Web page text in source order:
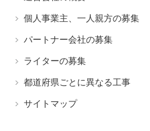
個人事業主、一人親方の募集
パートナー会社の募集
ライターの募集
都道府県ごとに異なる工事
サイトマップ